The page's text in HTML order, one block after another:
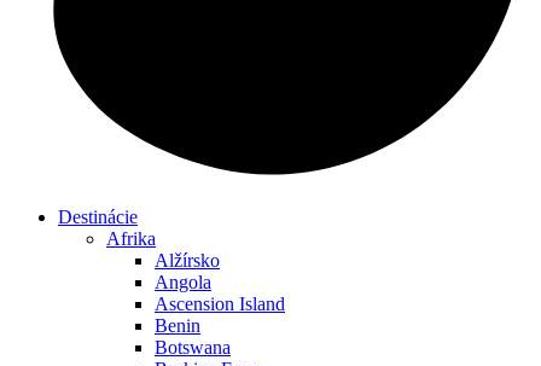
Destinácie
Afrika
Alžírsko
Angola
Ascension Island
Benin
Botswana